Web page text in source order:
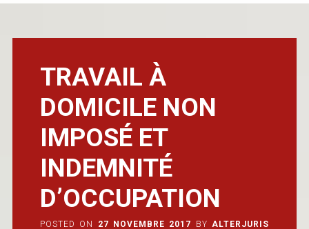
TRAVAIL À
DOMICILE NON
IMPOSÉ ET
INDEMNITÉ
D’OCCUPATION
POSTED ON 27 NOVEMBRE 2017 BY ALTERJURIS